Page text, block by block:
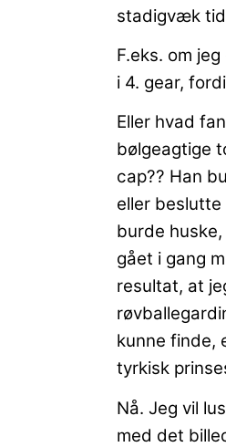
stadigvæk tid
F.eks. om
i 4. gear,
Eller hvad
bølgeagtige
cap?? Han
eller
burde
gået i gang
resultat, at
kunne finde,
tyrkisk
Nå. Jeg vil
med det